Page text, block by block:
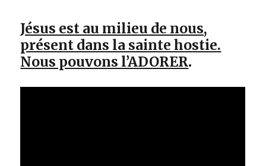
Jésus est au milieu de nous,
présent dans la sainte hostie.
Nous pouvons l’ADORER.